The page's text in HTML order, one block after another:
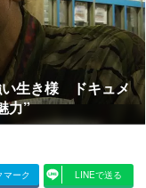
い生き様 ドキュメ
力”
マーク LINEで送る